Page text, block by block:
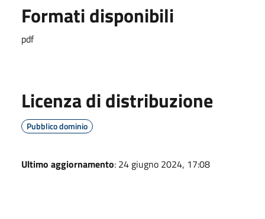
Formati disponibili
pdf
Licenza di distribuzione
Pubblico dominio
Ultimo aggiornamento: 24 giugno 2024, 17:08